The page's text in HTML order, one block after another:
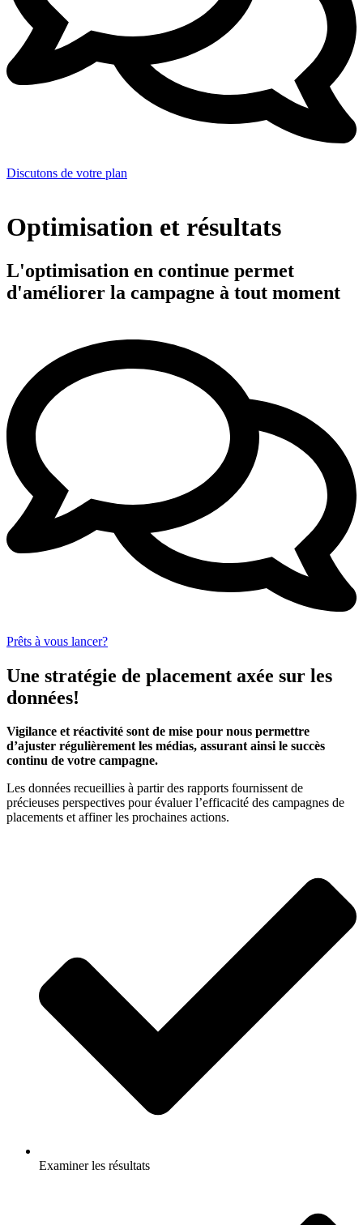
Discutons de votre plan
Optimisation et résultats
L'optimisation en continue permet
d'améliorer la campagne à tout moment
Prêts à vous lancer?
Une stratégie de placement axée sur les
données!
Vigilance et réactivité sont de mise pour nous permettre
d’ajuster régulièrement les médias, assurant ainsi le succès
continu de votre campagne.
Les données recueillies à partir des rapports fournissent de
précieuses perspectives pour évaluer l’efficacité des campagnes de
placements et affiner les prochaines actions.
Examiner les résultats